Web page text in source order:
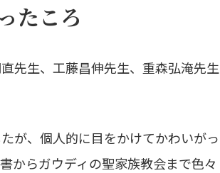
たころ
先生、工藤昌伸先生、重森弘淹先生
が、個人的に目をかけてかわいがっ
からガウディの聖家族教会まで色々